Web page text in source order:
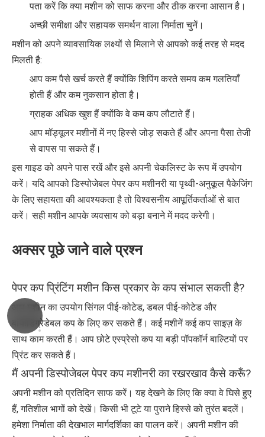
पता करें कि क्या मशीन को साफ करना और ठीक करना आसान है।
अच्छी समीक्षा और सहायक समर्थन वाला निर्माता चुनें।
मशीन को अपने व्यावसायिक लक्ष्यों से मिलाने से आपको कई तरह से मदद
मिलती है:
आप कम पैसे खर्च करते हैं क्योंकि शिपिंग करते समय कम गलतियाँ
होती हैं और कम नुकसान होता है।
ग्राहक अधिक खुश हैं क्योंकि वे कम कप लौटाते हैं।
आप मॉड्यूलर मशीनों में नए हिस्से जोड़ सकते हैं और अपना पैसा तेजी
से वापस पा सकते हैं।
इस गाइड को अपने पास रखें और इसे अपनी चेकलिस्ट के रूप में उपयोग
करें। यदि आपको डिस्पोजेबल पेपर कप मशीनरी या पृथ्वी-अनुकूल पैकेजिंग
के लिए सहायता की आवश्यकता है तो विश्वसनीय आपूर्तिकर्ताओं से बात
करें। सही मशीन आपके व्यवसाय को बड़ा बनाने में मदद करेगी।
अक्सर पूछे जाने वाले प्रश्न
पेपर कप प्रिंटिंग मशीन किस प्रकार के कप संभाल सकती है?
आप मशीन का उपयोग सिंगल पीई-कोटेड, डबल पीई-कोटेड और
बायोडिग्रेडेबल कप के लिए कर सकते हैं। कई मशीनें कई कप साइज़ के
साथ काम करती हैं। आप छोटे एस्प्रेसो कप या बड़ी पॉपकॉर्न बाल्टियों पर
प्रिंट कर सकते हैं।
मैं अपनी डिस्पोजेबल पेपर कप मशीनरी का रखरखाव कैसे करूँ?
अपनी मशीन को प्रतिदिन साफ ​​करें। यह देखने के लिए कि क्या वे घिसे हुए
हैं, गतिशील भागों को देखें। किसी भी टूटे या पुराने हिस्से को तुरंत बदलें।
हमेशा निर्माता की देखभाल मार्गदर्शिका का पालन करें। अपनी मशीन की